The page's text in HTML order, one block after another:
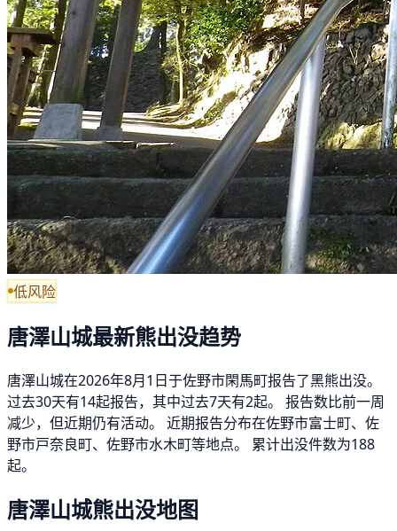
低风险
唐澤山城最新熊出没趋势
唐澤山城在2026年8月1日于佐野市閑馬町报告了黑熊出没。
过去30天有14起报告，其中过去7天有2起。 报告数比前一周
减少，但近期仍有活动。 近期报告分布在佐野市富士町、佐
野市戸奈良町、佐野市水木町等地点。 累计出没件数为188
起。
唐澤山城熊出没地图